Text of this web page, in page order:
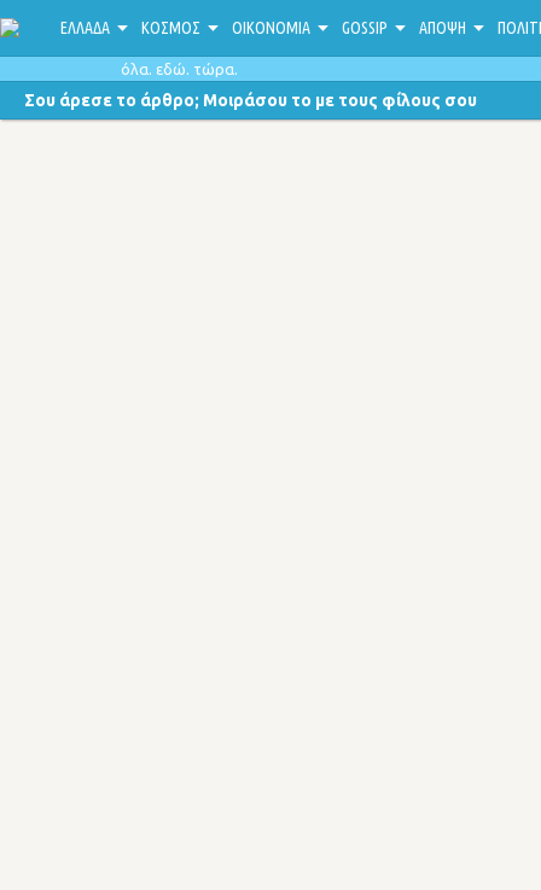
ΕΛΛΑΔΑ ΚΟΣΜΟΣ ΟΙΚΟΝΟΜΙΑ GOSSIP ΑΠΟΨΗ
όλα. εδώ. τώρα.
Σου άρεσε το άρθρο; Μοιράσου το με τους φίλους σου